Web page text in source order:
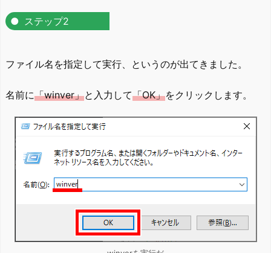
ステップ2
ファイル名を指定して実行、というのが出てきました。
名前に「winver」と入力して「OK」をクリックします。